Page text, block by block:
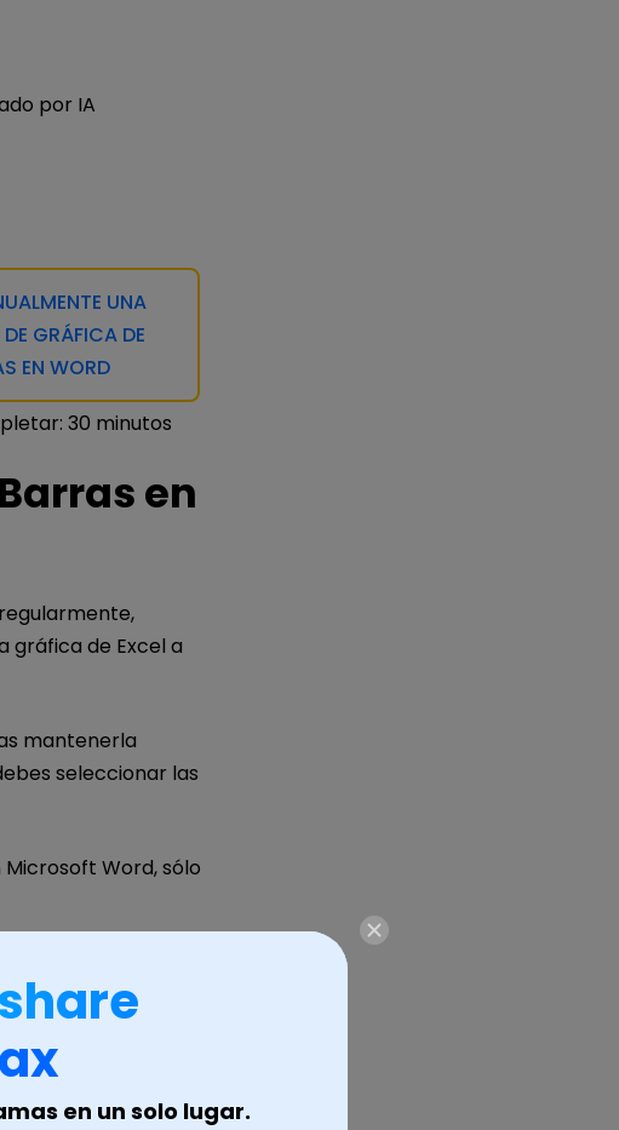
por IA
UNA
GRÁFICA DE
EN WORD
30 minutos
en
gráfica de Excel a
mantenerla
seleccionar las
Word, sólo
en un solo lugar.